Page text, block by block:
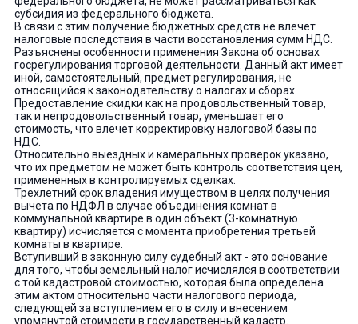
субсидия из федерального бюджета.
В связи с этим получение бюджетных средств не влечет
налоговые последствия в части восстановления сумм НДС.
Разъяснены особенности применения Закона об основах
госрегулирования торговой деятельности. Данный акт имеет
иной, самостоятельный, предмет регулирования, не
относящийся к законодательству о налогах и сборах.
Предоставление скидки как на продовольственный товар,
так и непродовольственный товар, уменьшает его
стоимость, что влечет корректировку налоговой базы по
НДС.
Относительно выездных и камеральных проверок указано,
что их предметом не может быть контроль соответствия цен,
примененных в контролируемых сделках.
Трехлетний срок владения имуществом в целях получения
вычета по НДФЛ в случае объединения комнат в
коммунальной квартире в один объект (3-комнатную
квартиру) исчисляется с момента приобретения третьей
комнаты в квартире.
Вступивший в законную силу судебный акт - это основание
для того, чтобы земельный налог исчислялся в соответствии
с той кадастровой стоимостью, которая была определена
этим актом относительно части налогового периода,
следующей за вступлением его в силу и внесением
упомянутой стоимости в государственный кадастр.